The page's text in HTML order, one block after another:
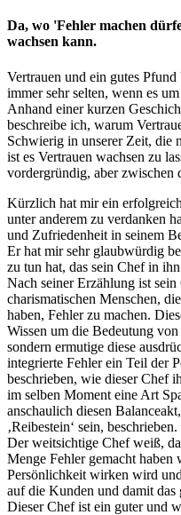
Da, wo 'Fehler machen
wachsen kann.
Vertrauen und ein gutes
immer sehr selten, wenn es
Anhand einer kurzen
beschreibe ich, warum
Schwierig in unserer Zeit, die
ist es Vertrauen wachsen zu
vordergründig, aber zwischen
Kürzlich hat mir ein
unter anderem zu verdanken
und Zufriedenheit in seinem
Er hat mir sehr glaubwürdig
zu tun hat, das sein Chef in ihn
Nach seiner Erzählung ist
charismatischen Menschen,
haben, Fehler zu machen.
Wissen um die Bedeutung
sondern ermutige diese
integrierte Fehler ein Teil der
beschrieben, wie dieser Chef
im selben Moment eine Art
anschaulich diesen
‚Reibestein‘ sein, beschrieben.
Der weitsichtige Chef weiß,
Menge Fehler gemacht haben
Persönlichkeit wirken wird
auf die Kunden und damit das
Dieser Chef ist ein guter und